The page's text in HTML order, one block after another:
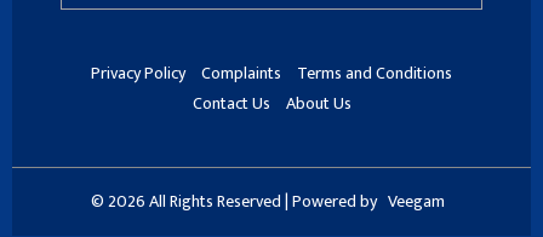
Privacy Policy Complaints
Terms and Conditions
Contact Us
About Us
© 2026 All Rights Reserved | Powered by Veegam